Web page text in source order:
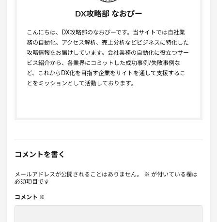
DX攻略部 なおぴー
こんにちは、DX攻略部のなおぴーです。当サイトでは自社業
務の自動化、アクセス解析、売上分析などビジネスに特化した
攻略情報をお届けしています。会社業務の自動化に役立つサー
ビス紹介から、各業界にコミットした成功事例/失敗事例な
ど、これからDX化を目指す企業をサイトを通して支援するこ
とをミッションとして活動しております。
コメントを書く
メールアドレスが公開されることはありません。 ※ が付いている欄は
必須項目です
コメント ※